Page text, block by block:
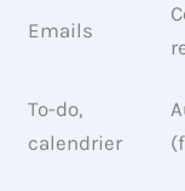
Emails
To-do,
calendrier